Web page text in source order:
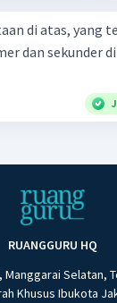
di atas, yang
dan sekunder
RUANGGURU HQ
Manggarai Selatan,
Khusus Ibukota